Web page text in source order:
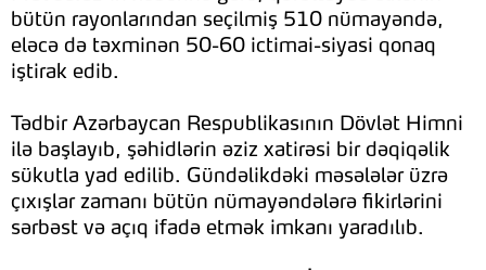
bütün rayonlarından seçilmiş 510 nümayəndə,
eləcə də təxminən 50-60 ictimai-siyasi qonaq
iştirak edib.
Tədbir Azərbaycan Respublikasının Dövlət Himni
ilə başlayıb, şəhidlərin əziz xatirəsi bir dəqiqəlik
sükutla yad edilib. Gündəlikdəki məsələlər üzrə
çıxışlar zamanı bütün nümayəndələrə fikirlərini
sərbəst və açıq ifadə etmək imkanı yaradılıb.